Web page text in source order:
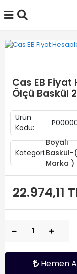
Cas EB Fiyat
Ölçü Baskül
Ürün
Kodu:
Kategori:
Boyalı
Baskül-
Marka )
22.974,11
Hemen